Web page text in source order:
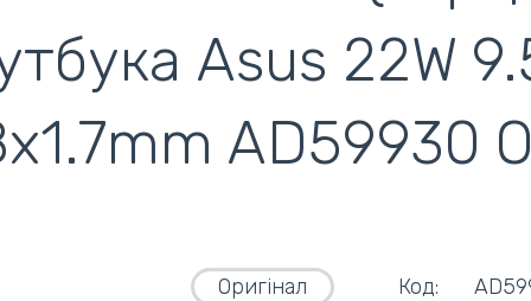
Asus 22W
AD59930
Оригінал Код: